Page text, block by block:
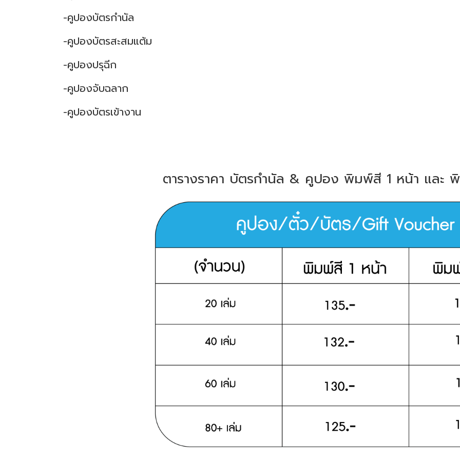
-คูปองบัตรกำนัล
-คูปองบัตรสะสมแต้ม
-คูปองปรุฉีก
-คูปองจับฉลาก
-คูปองบัตรเข้างาน
ตารางราคา บัตรกำนัล & คูปอง พิมพ์สี 1 หน้า และ